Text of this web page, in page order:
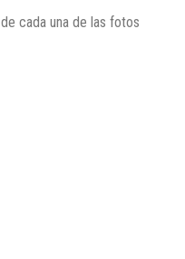
de cada una de las fotos